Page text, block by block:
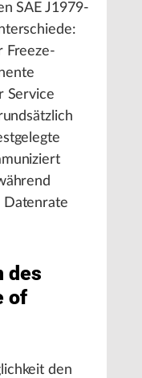
SAE J1979-
Freeze-
Service
Datenrate
des
of
den